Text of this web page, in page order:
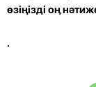
өзіңізді оң
.